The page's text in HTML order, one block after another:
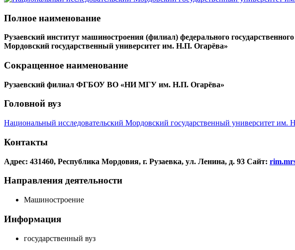
Полное наименование
Рузаевский институт машиностроения (филиал) федерального
Мордовский государственный университет им. Н.П. Огарёва»
Сокращенное наименование
Рузаевский филиал ФГБОУ ВО «НИ МГУ им. Н.П. Огарёва»
Головной вуз
Национальный исследовательский Мордовский государственный университет им.
Контакты
Адрес: 431460, Республика Мордовия, г. Рузаевка, ул. Ленина, д. 93 Сайт:
Направления деятельности
Машиностроение
Информация
государственный вуз